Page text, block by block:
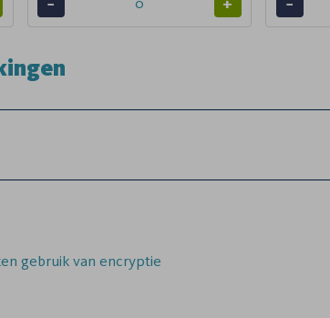
gebruik van encryptie